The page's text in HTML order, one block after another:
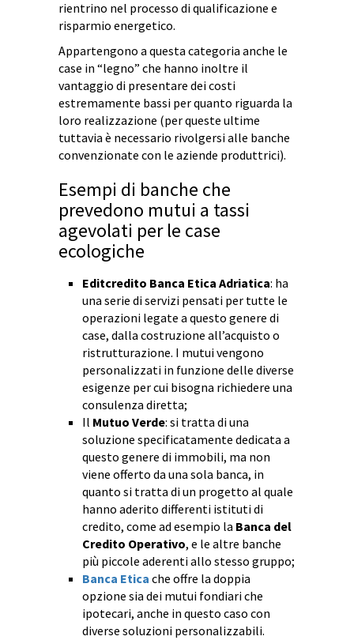
rientrino nel processo di qualificazione e
risparmio energetico.
Appartengono a questa categoria anche le
case in “legno” che hanno inoltre il
vantaggio di presentare dei costi
estremamente bassi per quanto riguarda la
loro realizzazione (per queste ultime
tuttavia è necessario rivolgersi alle banche
convenzionate con le aziende produttrici).
Esempi di banche che
prevedono mutui a tassi
agevolati per le case
ecologiche
Editcredito Banca Etica Adriatica: ha
una serie di servizi pensati per tutte le
operazioni legate a questo genere di
case, dalla costruzione all’acquisto o
ristrutturazione. I mutui vengono
personalizzati in funzione delle diverse
esigenze per cui bisogna richiedere una
consulenza diretta;
Il Mutuo Verde: si tratta di una
soluzione specificatamente dedicata a
questo genere di immobili, ma non
viene offerto da una sola banca, in
quanto si tratta di un progetto al quale
hanno aderito differenti istituti di
credito, come ad esempio la Banca del
Credito Operativo, e le altre banche
più piccole aderenti allo stesso gruppo;
Banca Etica che offre la doppia
opzione sia dei mutui fondiari che
ipotecari, anche in questo caso con
diverse soluzioni personalizzabili.